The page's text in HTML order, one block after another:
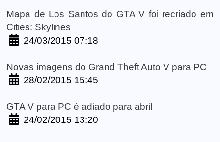
Mapa de Los Santos do GTA V foi recriado em
Cities: Skylines
24/03/2015 07:18
Novas imagens do Grand Theft Auto V para PC
28/02/2015 15:45
GTA V para PC é adiado para abril
24/02/2015 13:20